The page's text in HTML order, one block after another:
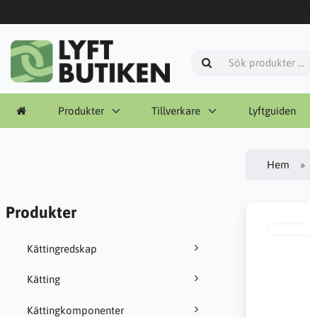
Produkter Tillverkare Lyftguiden
Produkter
Kättingredskap
Kätting
Kättingkomponenter
Hem